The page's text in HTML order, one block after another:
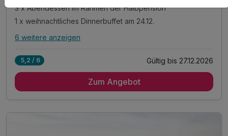
3 x Abendessen im Rahmen der Halbpension
1 x weihnachtliches Dinnerbuffet am 24.12.
Alle Inklusivleistungen
4 x reichhaltiges Frühstücksbuffet
6 weitere anzeigen
5,2 / 6 Gültig bis 27.12.2026
Zum Angebot